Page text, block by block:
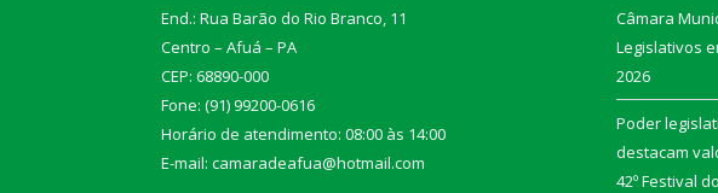
End.: Rua Barão do Rio Branco, 11
Centro – Afuá – PA
CEP: 68890-000
Fone: (91) 99200-0616
Horário de atendimento: 08:00 às 14:00
E-mail: camaradeafua@hotmail.com
Câmara
Legislativos
2026
Poder
destacam
42º Festival